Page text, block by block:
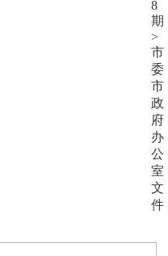
8
期
>
市
委
市
政
府
办
公
室
文
件